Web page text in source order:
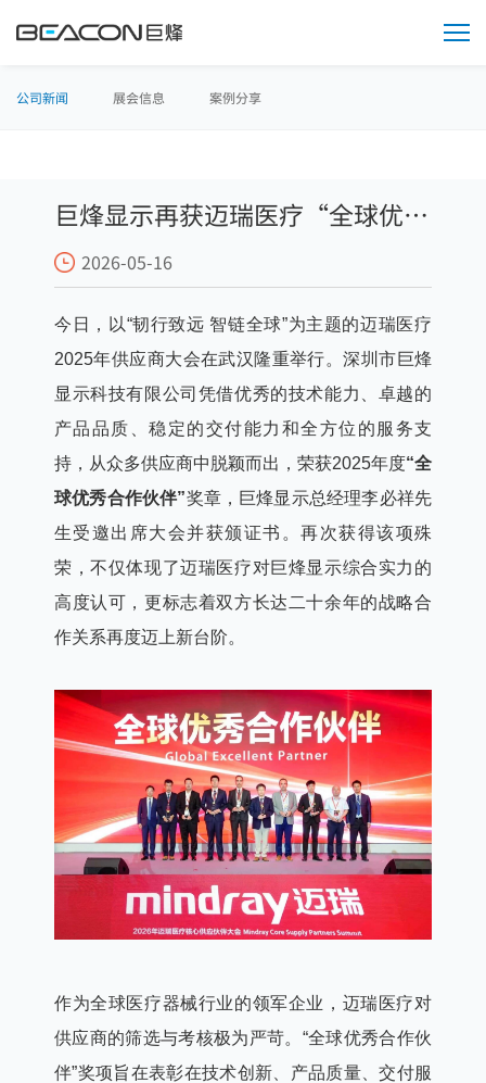
公司新闻 展会信息 案例分享
巨烽显示再获迈瑞医疗“全球优秀
合作伙伴”奖章
2026-05-16
今日，以“韧行致远 智链全球”为主题的迈瑞医疗
2025年供应商大会在武汉隆重举行。深圳市巨烽
显示科技有限公司凭借优秀的技术能力、卓越的
产品品质、稳定的交付能力和全方位的服务支
持，从众多供应商中脱颖而出，荣获2025年度“全
球优秀合作伙伴”奖章，巨烽显示总经理李必祥先
生受邀出席大会并获颁证书。再次获得该项殊
荣，不仅体现了迈瑞医疗对巨烽显示综合实力的
高度认可，更标志着双方长达二十余年的战略合
作关系再度迈上新台阶。
作为全球医疗器械行业的领军企业，迈瑞医疗对
供应商的筛选与考核极为严苛。“全球优秀合作伙
伴”奖项旨在表彰在技术创新、产品质量、交付服